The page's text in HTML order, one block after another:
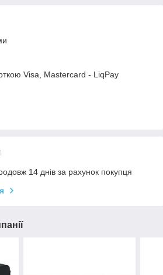
Visa, Mastercard - LiqPay
14 днів за рахунок покупця